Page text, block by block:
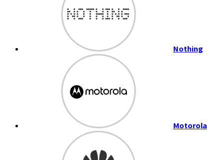
Nothing
Motorola